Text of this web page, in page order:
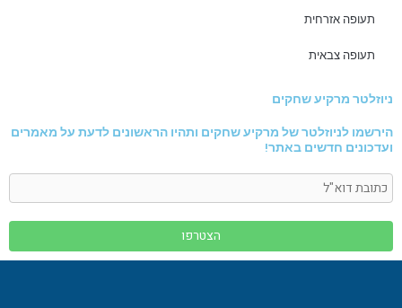
תעופה אזרחית
תעופה צבאית
ניוזלטר מרקיע שחקים
הירשמו לניוזלטר של מרקיע שחקים ותהיו הראשונים לדעת על מאמרים
ועדכונים חדשים באתר!